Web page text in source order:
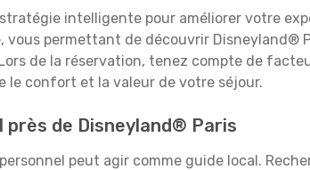
intelligente pour améliorer votre
vous permettant de découvrir Disneyland®
de la réservation, tenez compte de
le confort et la valeur de votre séjour.
de Disneyland® Paris
peut agir comme guide local.